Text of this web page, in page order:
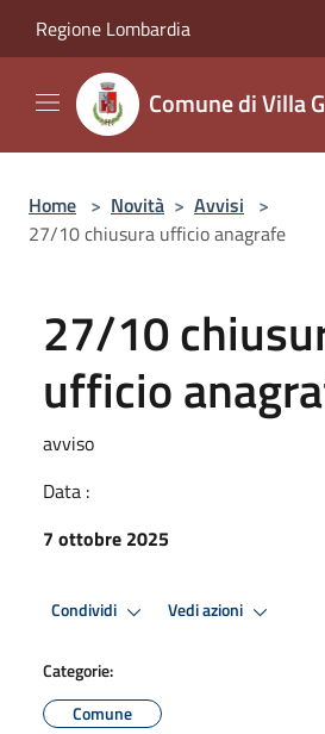
Regione Lombardia
Comune di Villa
Home > Novità > Avvisi >
27/10 chiusura ufficio anagrafe
27/10
ufficio
avviso
Data :
7 ottobre 2025
Condividi Vedi azioni
Categorie:
Comune